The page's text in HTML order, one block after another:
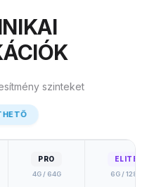
szinteket
PRO
4G / 64G
ELITE
6G / 128G